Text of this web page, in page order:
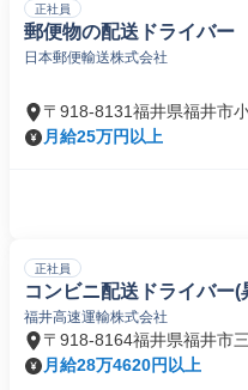
正社員
郵便物の配送ドライバー
日本郵便輸送株式会社
〒918-8131福井県福井市
月給25万円以上
正社員
コンビニ配送ドライバー(
福井高速運輸株式会社
〒918-8164福井県福井市
月給28万4620円以上